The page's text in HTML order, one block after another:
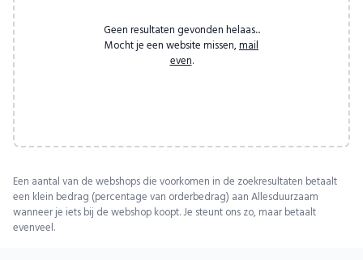
Geen resultaten gevonden helaas...
Mocht je een website missen, mail
even.
Een aantal van de webshops die voorkomen in de zoekresultaten betaalt
een klein bedrag (percentage van orderbedrag) aan Allesduurzaam
wanneer je iets bij de webshop koopt. Je steunt ons zo, maar betaalt
evenveel.